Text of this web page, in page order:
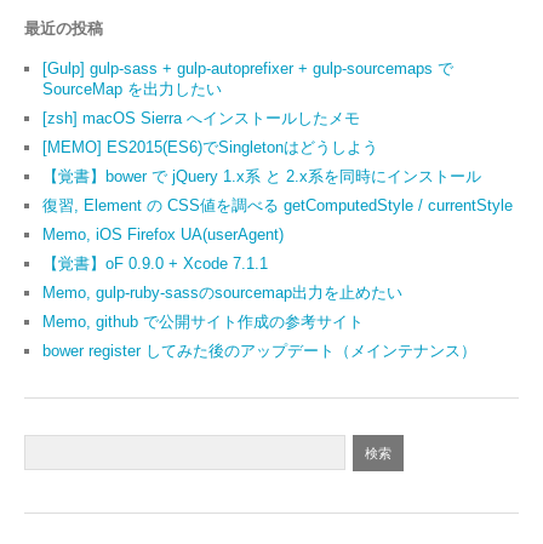
最近の投稿
[Gulp] gulp-sass + gulp-autoprefixer + gulp-sourcemaps で
SourceMap を出力したい
[zsh] macOS Sierra へインストールしたメモ
[MEMO] ES2015(ES6)でSingletonはどうしよう
【覚書】bower で jQuery 1.x系 と 2.x系を同時にインストール
復習, Element の CSS値を調べる getComputedStyle / currentStyle
Memo, iOS Firefox UA(userAgent)
【覚書】oF 0.9.0 + Xcode 7.1.1
Memo, gulp-ruby-sassのsourcemap出力を止めたい
Memo, github で公開サイト作成の参考サイト
bower register してみた後のアップデート（メインテナンス）